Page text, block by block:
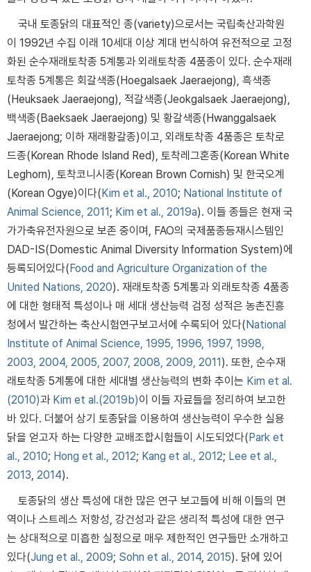
국내 토종닭의 대표적인 종(variety)으로서는 국립축산과학원
이 1992년 수집 이래 10세대 이상 계대 번식하여 유전적으로 고정
화된 순수재래토착종 5계통과 외래토착종 4품종이 있다. 순수재래
토착종 5계통은 회갈색종(Hoegalsaek Jaeraejong), 흑색종
(Heuksaek Jaeraejong), 적갈색종(Jeokgalsaek Jaeraejong),
백색종(Baeksaek Jaeraejong) 및 황갈색종(Hwanggalsaek
Jaeraejong; 이하 재래황갈종)이고, 외래토착종 4품종은 토착로
드종(Korean Rhode Island Red), 토착레그혼종(Korean White
Leghorn), 토착코니시종(Korean Brown Cornish) 및 한국오계
(Korean Ogye)이다(Kim et al., 2010; National Institute of
Animal Science, 2011; Kim et al., 2019a). 이들 종들은 현재 국
가가축유전자원으로 보존 중이며, FAO의 국제품종등재시스템인
DAD-IS(Domestic Animal Diversity Information System)에
등록되어있다(Food and Agriculture Organization of the
United Nations, 2020). 재래토착종 5계통과 외래토착종 4품종
에 대한 형태적 특성이나 매 세대 생산능력 검정 성적은 농촌진흥
청에서 발간하는 축산시험연구보고서에 수록되어 있다(National
Institute of Animal Science, 1995, 1996, 1997, 1998,
2003, 2004, 2005, 2007, 2008, 2009, 2011). 또한, 순수재
래토착종 5계통에 대한 세대별 생산능력의 변화 추이는 Kim et al.
(2010)과 Kim et al.(2019b)이 이들 자료들을 정리하여 보고한
바 있다. 더불어 상기 토종닭을 이용하여 생산능력이 우수한 실용
닭을 얻고자 하는 다양한 교배조합시험들이 시도되었다(Park et
al., 2010; Hong et al., 2012; Kang et al., 2012; Lee et al.,
2013, 2014).
토종닭의 생산 특성에 대한 많은 연구 보고들에 비해 이들의 면
역이나 스트레스 저항성, 강건성과 같은 생리적 특성에 대한 연구
는 상대적으로 미흡한 실정으로 매우 제한적인 연구들만 소개하고
있다(Jung et al., 2009; Sohn et al., 2014, 2015). 닭에 있어